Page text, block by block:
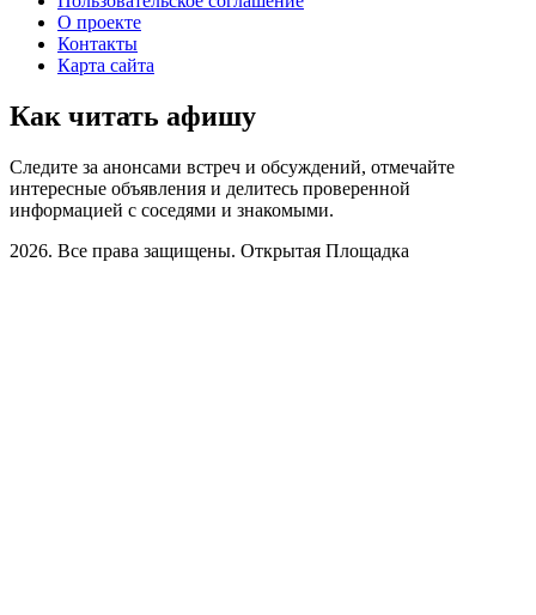
О проекте
Контакты
Карта сайта
Как читать афишу
Следите за анонсами встреч и обсуждений, отмечайте
интересные объявления и делитесь проверенной
информацией с соседями и знакомыми.
2026. Все права защищены. Открытая Площадка